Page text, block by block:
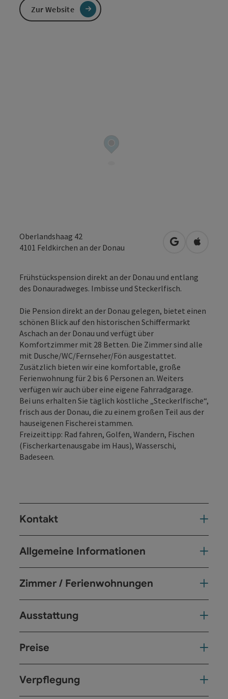
Oberlandshaag 42
4101 Feldkirchen an der Donau in Google
in
Frühstückspension direkt an der Donau und entlang
des Donauradweges. Imbisse und Steckerlfisch.
Die Pension direkt an der Donau gelegen, bietet einen
schönen Blick auf den historischen Schiffermarkt
Aschach an der Donau und verfügt über
Komfortzimmer mit 28 Betten. Die Zimmer sind alle
mit Dusche/WC/Fernseher/Fön ausgestattet.
Zusätzlich bieten wir eine komfortable, große
Ferienwohnung für 2 bis 6 Personen an. Weiters
verfügen wir auch über eine eigene Fahrradgarage.
Bei uns erhalten Sie täglich köstliche „Steckerlfische“,
frisch aus der Donau, die zu einem großen Teil aus der
hauseigenen Fischerei stammen.
Freizeittipp: Rad fahren, Golfen, Wandern, Fischen
(Fischerkartenausgabe im Haus), Wasserschi,
Badeseen.
Kontakt
Allgemeine Informationen
Zimmer / Ferienwohnungen
Ausstattung
Preise
Verpflegung
Zur Website